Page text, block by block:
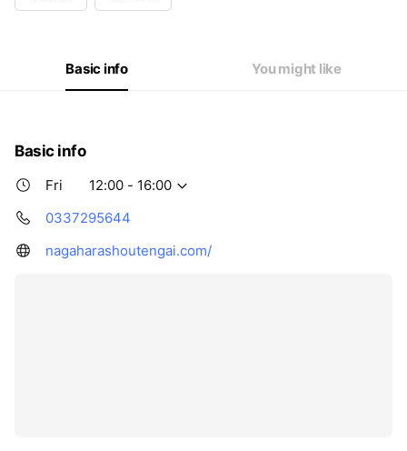
Wed12:00 - 16:00
Basic info You might like
Basic info
Fri
12:00 - 16:00
0337295644
nagaharashoutengai.com/